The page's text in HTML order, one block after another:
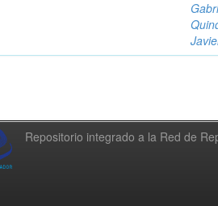
Repositorio integrado a la Red de